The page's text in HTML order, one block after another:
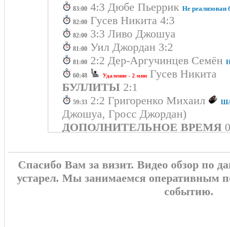
83:00 4:3 Дюбе Пьеррик Не реализован
82:00 Гусев Никита 4:3
82:00 3:3 Ливо Джошуа
81:00 Уил Джордан 3:2
81:00 2:2 Дер-Аргучинцев Семён
60:48 Удаление - 2 мин Гусев Никита
БУЛЛИТЫ 2:1
59:33 2:2 Григоренко Михаил
Джошуа, Гросс Джордан)
ДОПОЛНИТЕЛЬНОЕ ВРЕМЯ
Кадейкин Александр)
57:21 Дронов Григорий Удаление -
42:46 ШАЙБА!!!Джиошвили
Максим, Сикьюра Дилан) 2:0
Спасибо Вам за визит. Видео обзор по
устарел. Мы занимаемся оперативным
событию.